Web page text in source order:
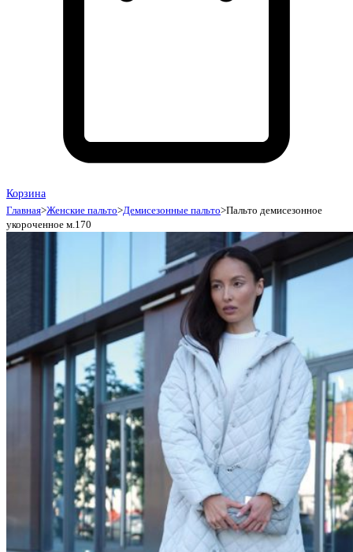
Корзина
Главная>Женские пальто>Демисезонные пальто>Пальто демисезонное
укороченное м.170